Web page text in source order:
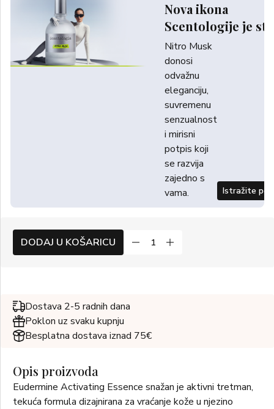
Nova ikona
Scentologije je
Nitro Musk
donosi
odvažnu
eleganciju,
suvremenu
senzualnost
i mirisni
potpis koji
se razvija
zajedno s
vama.
Istražite
DODAJ U KOŠARICU
Dostava 2-5 radnih dana
Poklon uz svaku kupnju
Besplatna dostava iznad 75€
Opis proizvoda
Eudermine Activating Essence snažan je aktivni tretman,
tekuća formula dizajnirana za vraćanje kože u njezino